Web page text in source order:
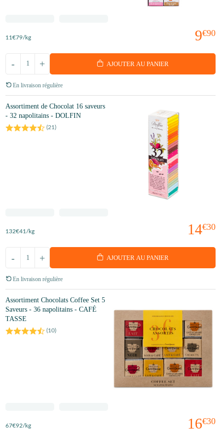
9€90
11 €79/kg
+
- AJOUTER AU PANIER
En livraison régulière
Assortiment de Chocolat 16 saveurs
- 32 napolitains - DOLFIN
(21)
14€30
132€41/kg
+
- AJOUTER AU PANIER
En livraison régulière
Assortiment Chocolats Coffee Set 5
Saveurs - 36 napolitains - CAFÉ
TASSE
(10)
16€30
67€92/kg